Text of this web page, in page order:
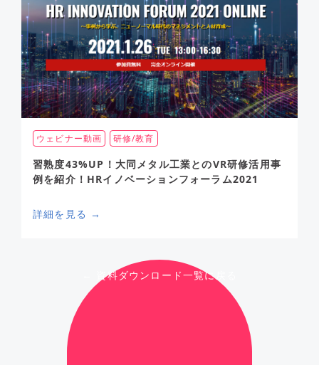
ウェビナー動画 研修/教育
習熟度43%UP！大同メタル工業とのVR研修活用事
例を紹介！HRイノベーションフォーラム2021
詳細を見る →
← 資料ダウンロード一覧に戻る